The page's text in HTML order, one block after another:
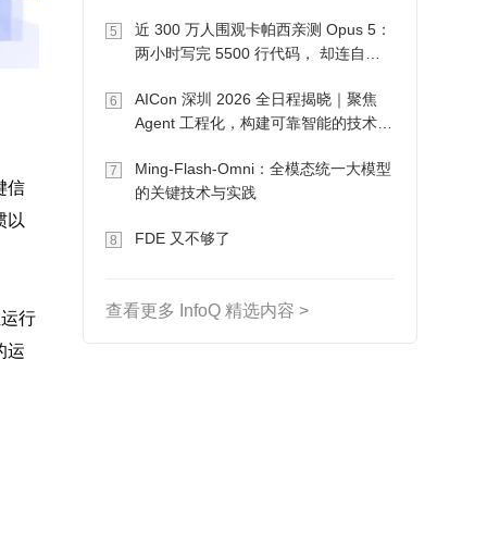
信
以
行
运
5
近 300 万人围观卡帕西亲测 Opus 5：
两小时写完 5500 行代码， 却连自己
6
AICon 深圳 2026 全日程揭晓｜聚焦
Agent 工程化，构建可靠智能的技术路
7
Ming-Flash-Omni：全模态统一大模型
的关键技术与实践
8 FDE 又不够了
查看更多 InfoQ 精选内容 >